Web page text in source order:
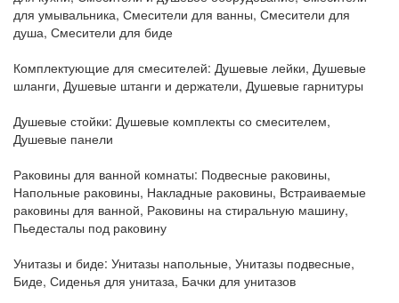
для умывальника, Смесители для ванны, Смесители для
душа, Смесители для биде
Комплектующие для смесителей: Душевые лейки, Душевые
шланги, Душевые штанги и держатели, Душевые гарнитуры
Душевые стойки: Душевые комплекты со смесителем,
Душевые панели
Раковины для ванной комнаты: Подвесные раковины,
Напольные раковины, Накладные раковины, Встраиваемые
раковины для ванной, Раковины на стиральную машину,
Пьедесталы под раковину
Унитазы и биде: Унитазы напольные, Унитазы подвесные,
Биде, Сиденья для унитаза, Бачки для унитазов